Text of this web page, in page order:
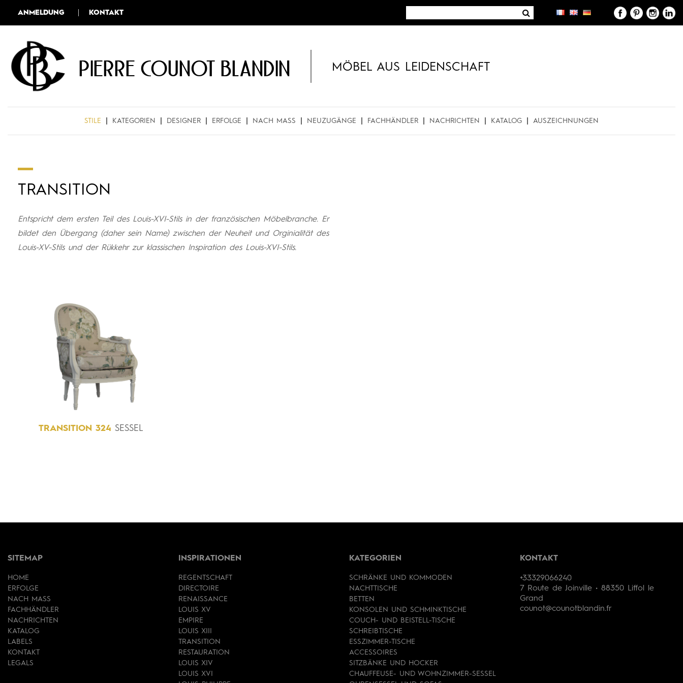
ANMELDUNG KONTAKT
Pierre COUNOT BLANDIN MÖBEL AUS LEIDENSCHAFT
STILE KATEGORIEN DESIGNER ERFOLGE NACH MASS NEUZUGÄNGE FACHHÄNDLER NACHRICHTEN KATALOG AUSZEICHNUNGEN
TRANSITION
Entspricht dem ersten Teil des Louis-XVI-Stils in der französischen Möbelbranche. Er
bildet den Übergang (daher sein Name) zwischen der Neuheit und Orginialität des
Louis-XV-Stils und der Rükkehr zur klassischen Inspiration des Louis-XVI-Stils.
TRANSITION 324 SESSEL
SITEMAP
HOME
ERFOLGE
NACH MASS
FACHHÄNDLER
NACHRICHTEN
KATALOG
LABELS
KONTAKT
LEGALS
INSPIRATIONEN
REGENTSCHAFT
DIRECTOIRE
RENAISSANCE
LOUIS XV
EMPIRE
LOUIS XIII
TRANSITION
RESTAURATION
LOUIS XIV
LOUIS XVI
KATEGORIEN
SCHRÄNKE UND KOMMODEN
NACHTTISCHE
BETTEN
KONSOLEN UND SCHMINKTISCHE
COUCH- UND BEISTELL-TISCHE
SCHREIBTISCHE
ESSZIMMER-TISCHE
ACCESSOIRES
SITZBÄNKE UND HOCKER
CHAUFFEUSE- UND WOHNZIMMER-SESSEL
KONTAKT
+33329066240
7 Route de Joinville • 88350 Liffol le
Grand
counot@counotblandin.fr